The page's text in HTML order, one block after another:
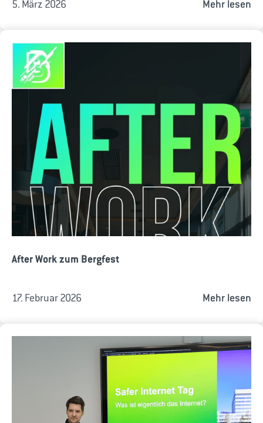
5. März 2026 Mehr lesen
After Work zum Bergfest
17. Februar 2026 Mehr lesen